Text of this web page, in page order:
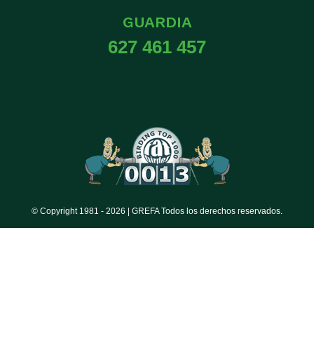
GUARDIA
627 461 457
© Copyright 1981 - 2026 | GREFA Todos los derechos reservados.